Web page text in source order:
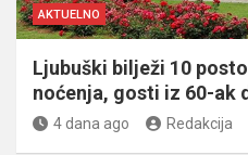
AKTUELNO
Ljubuški bilježi 10
noćenja, gosti iz 60-ak
4 dana ago Redakcija